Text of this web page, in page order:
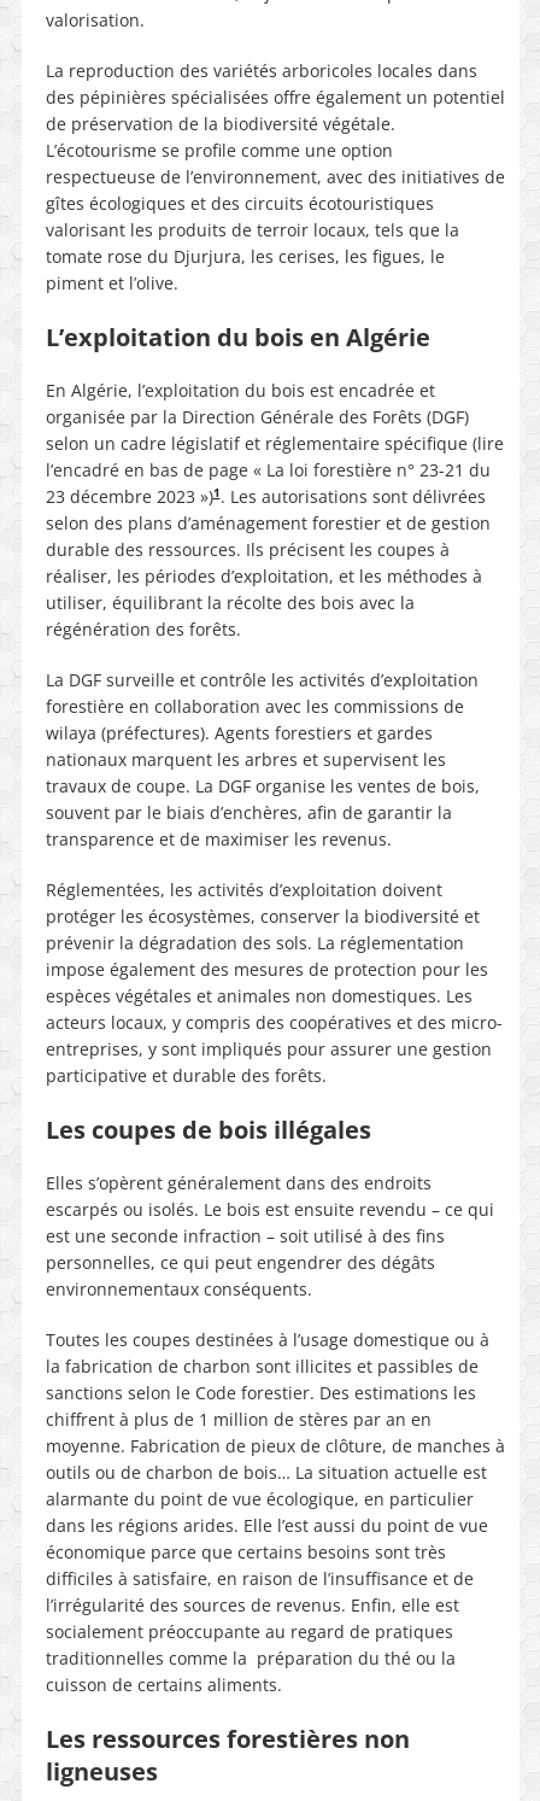
valorisation.
La reproduction des variétés arboricoles locales dans
des pépinières spécialisées offre également un potentiel
de préservation de la biodiversité végétale.
L’écotourisme se profile comme une option
respectueuse de l’environnement, avec des initiatives de
gîtes écologiques et des circuits écotouristiques
valorisant les produits de terroir locaux, tels que la
tomate rose du Djurjura, les cerises, les figues, le
piment et l’olive.
L’exploitation du bois en Algérie
En Algérie, l’exploitation du bois est encadrée et
organisée par la Direction Générale des Forêts (DGF)
selon un cadre législatif et réglementaire spécifique (lire
l’encadré en bas de page « La loi forestière n° 23-21 du
23 décembre 2023 »)1. Les autorisations sont délivrées
selon des plans d’aménagement forestier et de gestion
durable des ressources. Ils précisent les coupes à
réaliser, les périodes d’exploitation, et les méthodes à
utiliser, équilibrant la récolte des bois avec la
régénération des forêts.
La DGF surveille et contrôle les activités d’exploitation
forestière en collaboration avec les commissions de
wilaya (préfectures). Agents forestiers et gardes
nationaux marquent les arbres et supervisent les
travaux de coupe. La DGF organise les ventes de bois,
souvent par le biais d’enchères, afin de garantir la
transparence et de maximiser les revenus.
Réglementées, les activités d’exploitation doivent
protéger les écosystèmes, conserver la biodiversité et
prévenir la dégradation des sols. La réglementation
impose également des mesures de protection pour les
espèces végétales et animales non domestiques. Les
acteurs locaux, y compris des coopératives et des micro-
entreprises, y sont impliqués pour assurer une gestion
participative et durable des forêts.
Les coupes de bois illégales
Elles s’opèrent généralement dans des endroits
escarpés ou isolés. Le bois est ensuite revendu – ce qui
est une seconde infraction – soit utilisé à des fins
personnelles, ce qui peut engendrer des dégâts
environnementaux conséquents.
Toutes les coupes destinées à l’usage domestique ou à
la fabrication de charbon sont illicites et passibles de
sanctions selon le Code forestier. Des estimations les
chiffrent à plus de 1 million de stères par an en
moyenne. Fabrication de pieux de clôture, de manches à
outils ou de charbon de bois… La situation actuelle est
alarmante du point de vue écologique, en particulier
dans les régions arides. Elle l’est aussi du point de vue
économique parce que certains besoins sont très
difficiles à satisfaire, en raison de l’insuffisance et de
l’irrégularité des sources de revenus. Enfin, elle est
socialement préoccupante au regard de pratiques
traditionnelles comme la préparation du thé ou la
cuisson de certains aliments.
Les ressources forestières non
ligneuses